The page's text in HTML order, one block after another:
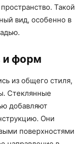
Такой
вид, особенно в
и форм
из общего стиля,
Стеклянные
добавляют
Они
поверхностями